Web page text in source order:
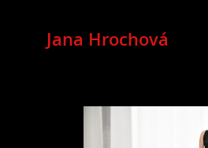
Jana Hrochová
MEZZOSOPRANO